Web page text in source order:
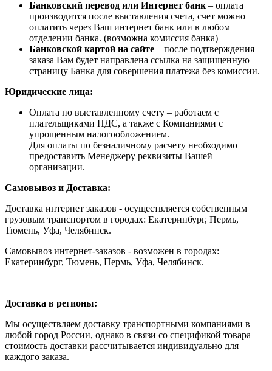
Банковский перевод или Интернет банк – оплата
производится после выставления счета, счет можно
оплатить через Ваш интернет банк или в любом
отделении банка. (возможна комиссия банка)
Банковской картой на сайте – после подтверждения
заказа Вам будет направлена ссылка на защищенную
страницу Банка для совершения платежа без комиссии.
Юридические лица:
Оплата по выставленному счету – работаем с
плательщиками НДС, а также с Компаниями с
упрощенным налогообложением.
Для оплаты по безналичному расчету необходимо
предоставить Менеджеру реквизиты Вашей
организации.
Самовывоз и Доставка:
Доставка интернет заказов - осуществляется собственным
грузовым транспортом в городах: Екатеринбург, Пермь,
Тюмень, Уфа, Челябинск.
Самовывоз интернет-заказов - возможен в городах:
Екатеринбург, Тюмень, Пермь, Уфа, Челябинск.
Доставка в регионы:
Мы осуществляем доставку транспортными компаниями в
любой город России, однако в связи со спецификой товара
стоимость доставки рассчитывается индивидуально для
каждого заказа.